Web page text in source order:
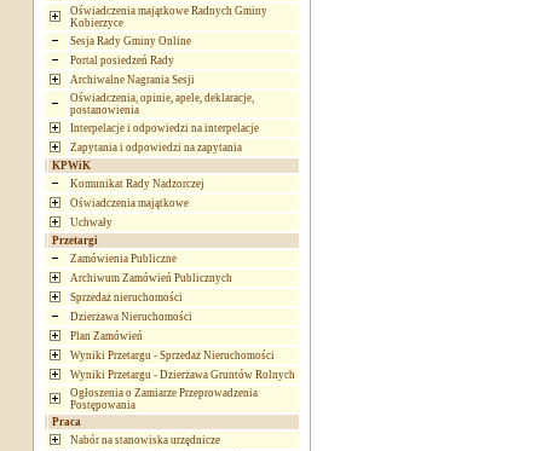
Oświadczenia majątkowe Radnych Gminy
Kobierzyce
Sesja Rady Gminy Online
Portal posiedzeń Rady
Archiwalne Nagrania Sesji
Oświadczenia, opinie, apele, deklaracje,
postanowienia
Interpelacje i odpowiedzi na interpelacje
Zapytania i odpowiedzi na zapytania
KPWiK
Komunikat Rady Nadzorczej
Oświadczenia majątkowe
Uchwały
Przetargi
Zamówienia Publiczne
Archiwum Zamówień Publicznych
Sprzedaż nieruchomości
Dzierżawa Nieruchomości
Plan Zamówień
Wyniki Przetargu - Sprzedaż Nieruchomości
Wyniki Przetargu - Dzierżawa Gruntów Rolnych
Ogłoszenia o Zamiarze Przeprowadzenia
Postępowania
Praca
Nabór na stanowiska urzędnicze